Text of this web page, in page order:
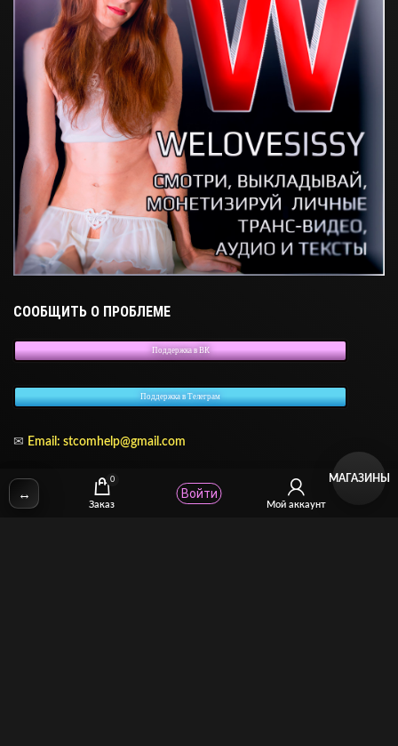
СООБЩИТЬ О ПРОБЛЕМЕ
Поддержка в ВК
Поддержка в Телеграм
✉ Email: stcomhelp@gmail.com
↔
0
Заказ Мой аккаунт
Войти
МАГАЗИНЫ